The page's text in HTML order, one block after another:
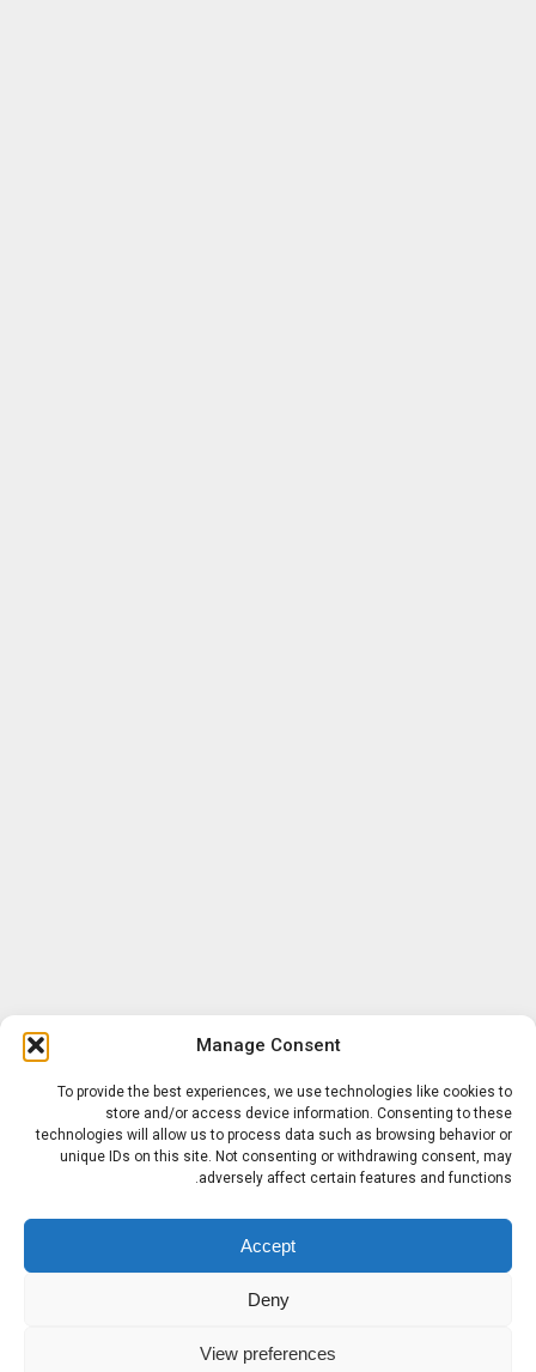
Manage Consent
To provide the best experiences, we use technologies like cookies to
store and/or access device information. Consenting to these
technologies will allow us to process data such as browsing behavior or
unique IDs on this site. Not consenting or withdrawing consent, may
adversely affect certain features and functions.
Accept
Deny
View preferences